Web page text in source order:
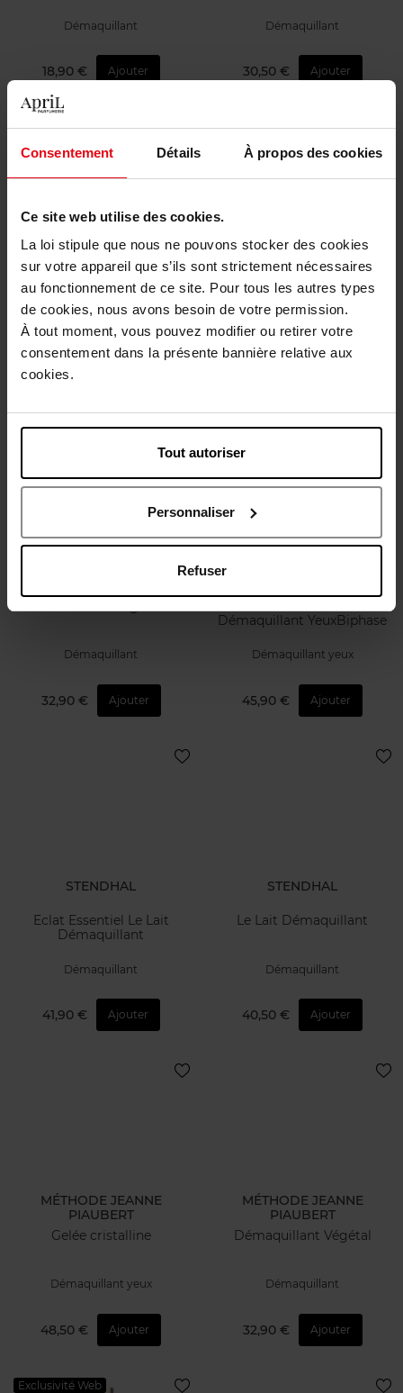
Consentement Détails À propos des cookies
Ce site web utilise des cookies.
La loi stipule que nous ne pouvons stocker des cookies
sur votre appareil que s’ils sont strictement nécessaires
au fonctionnement de ce site. Pour tous les autres types
de cookies, nous avons besoin de votre permission.
À tout moment, vous pouvez modifier ou retirer votre
consentement dans la présente bannière relative aux
cookies.
Tout autoriser
Personnaliser
Refuser
Démaquillant
18,90 € Ajouter
Démaquillant
30,50 € Ajouter
CLARINS
Velvet Cleansing Milk
Nettoyant Visage
Gelée Démaquillante Yeux et
Lèvres
Nettoyant Visage
Démaquillant
32,90 € Ajouter
Démaquillant YeuxBiphase
Démaquillant yeux
45,90 € Ajouter
STENDHAL
Eclat Essentiel Le Lait
Démaquillant
Démaquillant
41,90 € Ajouter
STENDHAL
Le Lait Démaquillant
Démaquillant
40,50 € Ajouter
MÉTHODE JEANNE
PIAUBERT
Gelée cristalline
Démaquillant yeux
48,50 € Ajouter
MÉTHODE JEANNE
PIAUBERT
Démaquillant Végétal
Démaquillant
32,90 € Ajouter
Exclusivité Web